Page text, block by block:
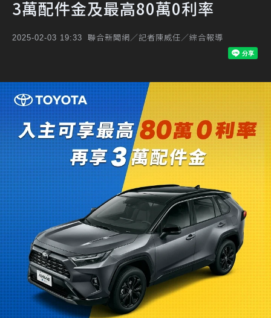
3萬配件金及最高80萬0利率
2025-02-03 19:33 聯合新聞網／記者陳威任／綜合報導